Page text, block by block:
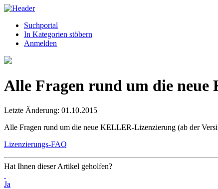
Suchportal
In Kategorien stöbern
Anmelden
Alle Fragen rund um die neue
Letzte Änderung: 01.10.2015
Alle Fragen rund um die neue KELLER-Lizenzierung (ab der
Lizenzierungs-FAQ
Hat Ihnen dieser Artikel geholfen?
Ja